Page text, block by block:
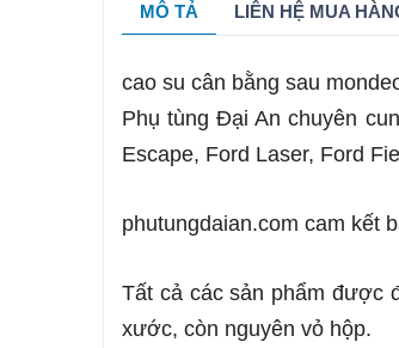
MÔ TẢ LIÊN HỆ MUA
cao su cân bằng sau
Phụ tùng Đại An chuyên
Escape, Ford Laser, Ford
phutungdaian.com cam kết
Tất cả các sản phẩm được
xước, còn nguyên vỏ hộp.